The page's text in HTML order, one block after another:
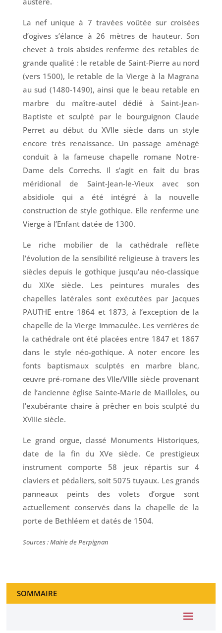
La nef unique à 7 travées voûtée sur croisées
d’ogives s’élance à 26 mètres de hauteur. Son
chevet à trois absides renferme des retables de
grande qualité : le retable de Saint-Pierre au nord
(vers 1500), le retable de la Vierge à la Magrana
au sud (1480-1490), ainsi que le beau retable en
marbre du maître-autel dédié à Saint-Jean-
Baptiste et sculpté par le bourguignon Claude
Perret au début du XVIIe siècle dans un style
encore très renaissance. Un passage aménagé
conduit à la fameuse chapelle romane Notre-
Dame dels Correchs. Il s’agit en fait du bras
méridional de Saint-Jean-le-Vieux avec son
absidiole qui a été intégré à la nouvelle
construction de style gothique. Elle renferme une
Vierge à l’Enfant datée de 1300.
Le riche mobilier de la cathédrale reflète
l’évolution de la sensibilité religieuse à travers les
siècles depuis le gothique jusqu’au néo-classique
du XIXe siècle. Les peintures murales des
chapelles latérales sont exécutées par Jacques
PAUTHE entre 1864 et 1873, à l’exception de la
chapelle de la Vierge Immaculée. Les verrières de
la cathédrale ont été placées entre 1847 et 1867
dans le style néo-gothique. A noter encore les
fonts baptismaux sculptés en marbre blanc,
œuvre pré-romane des VIIe/VIIIe siècle provenant
de l’ancienne église Sainte-Marie de Mailloles, ou
l’exubérante chaire à prêcher en bois sculpté du
XVIIIe siècle.
Le grand orgue, classé Monuments Historiques,
date de la fin du XVe siècle. Ce prestigieux
instrument comporte 58 jeux répartis sur 4
claviers et pédaliers, soit 5075 tuyaux. Les grands
panneaux peints des volets d’orgue sont
actuellement conservés dans la chapelle de la
porte de Bethléem et datés de 1504.
Sources : Mairie de Perpignan
SOMMAIRE